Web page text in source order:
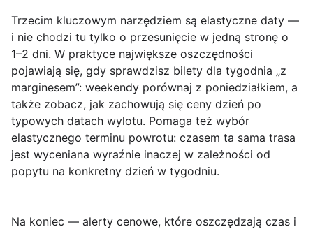
Trzecim kluczowym narzędziem są elastyczne daty —
i nie chodzi tu tylko o przesunięcie w jedną stronę o
1–2 dni. W praktyce największe oszczędności
pojawiają się, gdy sprawdzisz bilety dla tygodnia „z
marginesem”: weekendy porównaj z poniedziałkiem, a
także zobacz, jak zachowują się ceny dzień po
typowych datach wylotu. Pomaga też wybór
elastycznego terminu powrotu: czasem ta sama trasa
jest wyceniana wyraźnie inaczej w zależności od
popytu na konkretny dzień w tygodniu.
Na koniec — alerty cenowe, które oszczędzają czas i